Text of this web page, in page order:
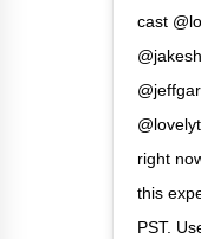
cast
right
this
PST.